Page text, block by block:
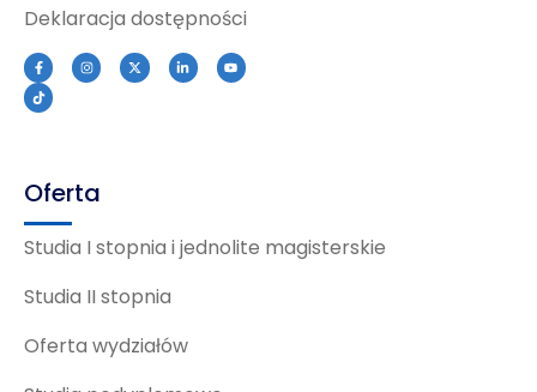
Deklaracja dostępności
Oferta
Studia I stopnia i jednolite magisterskie
Studia II stopnia
Oferta wydziałów